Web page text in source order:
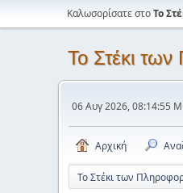
Καλωσορίσατε στοΤο
Το Στέκι
06 Αυγ 2026, 08:14:55
Αρχική
Το Στέκι των